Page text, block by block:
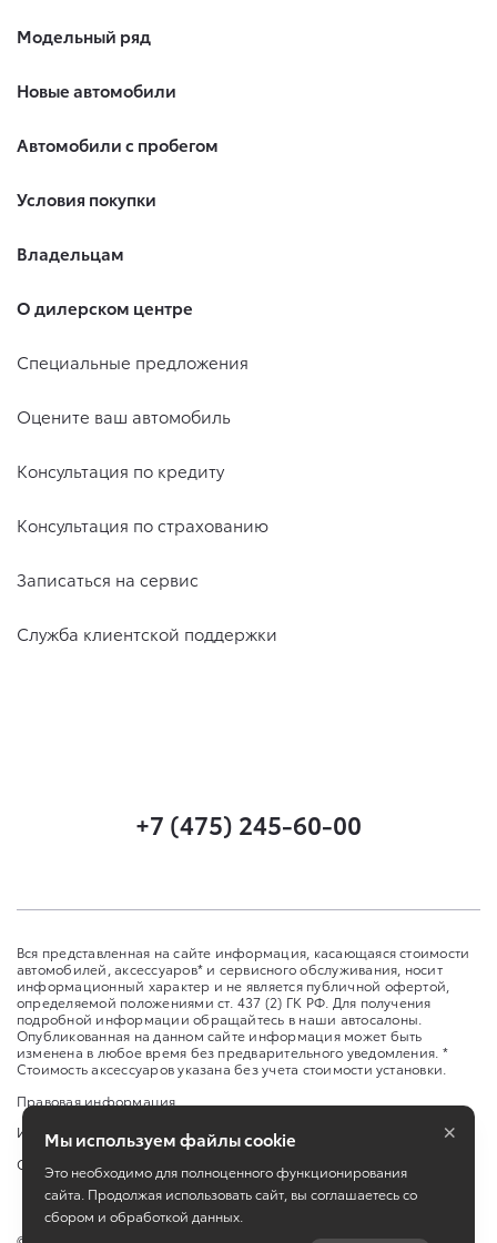
Модельный ряд
Новые автомобили
Автомобили с пробегом
Условия покупки
Владельцам
О дилерском центре
Специальные предложения
Оцените ваш автомобиль
Консультация по кредиту
Консультация по страхованию
Записаться на сервис
Служба клиентской поддержки
+7 (475) 245-60-00
Вся представленная на сайте информация, касающаяся стоимости
автомобилей, аксессуаров* и сервисного обслуживания, носит
информационный характер и не является публичной офертой,
определяемой положениями ст. 437 (2) ГК РФ. Для получения
подробной информации обращайтесь в наши автосалоны.
Опубликованная на данном сайте информация может быть
изменена в любое время без предварительного уведомления. *
Стоимость аксессуаров указана без учета стоимости установки.
Правовая информация
Изменить настройку cookies
Сбросить cookie
Мы используем файлы cookie
Это необходимо для полноценного функционирования
сайта. Продолжая использовать сайт, вы соглашаетесь со
сбором и обработкой данных.
×